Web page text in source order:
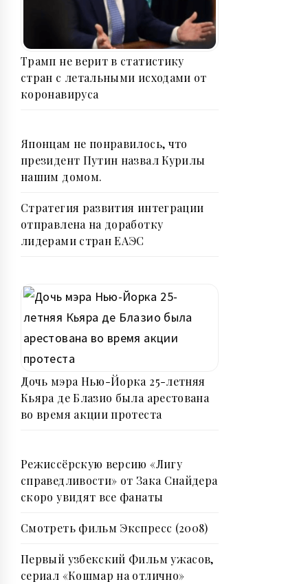
Трамп не верит в статистику
стран с летальными исходами от
коронавируса
Японцам не понравилось, что
президент Путин назвал Курилы
нашим домом.
Стратегия развития интеграции
отправлена на доработку
лидерами стран ЕАЭС
Дочь мэра Нью-Йорка 25-летняя
Кьяра де Блазио была арестована
во время акции протеста
Режиссёрскую версию «Лигу
справедливости» от Зака Снайдера
скоро увидят все фанаты
Смотреть фильм Экспресс (2008)
Первый узбекский Фильм ужасов,
сериал «Кошмар на отлично»